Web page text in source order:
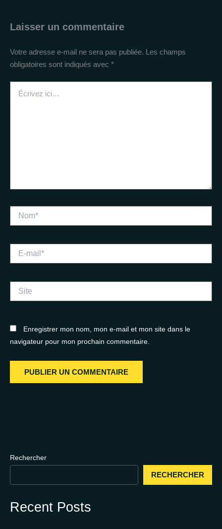
Laisser un commentaire
Votre adresse e-mail ne sera pas publiée. Les champs
obligatoires sont indiqués avec *
ici…
mail*
Enregistrer mon nom, mon e-mail et mon site dans le
navigateur pour mon prochain commentaire.
Rechercher
RECHERCHER
Recent Posts